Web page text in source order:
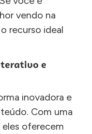
vendo na
recurso ideal
e
inovadora e
Com uma
eles oferecem